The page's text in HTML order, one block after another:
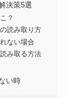
決策5選
？
読み取り方
ない場合
み取る方法
い時